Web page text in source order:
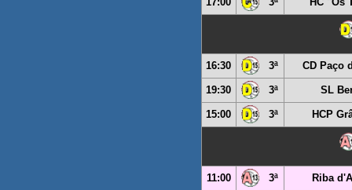
16:30 3ª CD Paço
19:30 3ª SL
15:00 3ª HCP
11:00 3ª Riba